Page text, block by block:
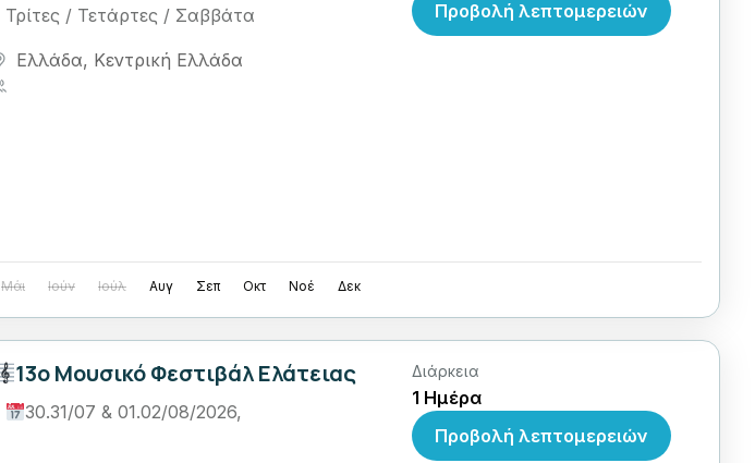
Τρίτες / Τετάρτες / Σαββάτα
Ελλάδα, Κεντρική Ελλάδα
Προβολή λεπτομερειών
Μάι Ιούν Ιούλ Αυγ Σεπ Οκτ Νοέ Δεκ
13o Μουσικό Φεστιβάλ Ελάτειας
30.31/07 & 01.02/08/2026,
Διάρκεια
1 Ημέρα
Προβολή λεπτομερειών